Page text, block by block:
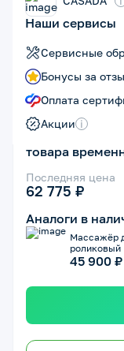
Наши сервисы
Сервисные
Бонусы за
Оплата
Акции i
товара
Последняя цена
62 775 ₽
Аналоги в
Массажёр
роликовый
45 900 ₽